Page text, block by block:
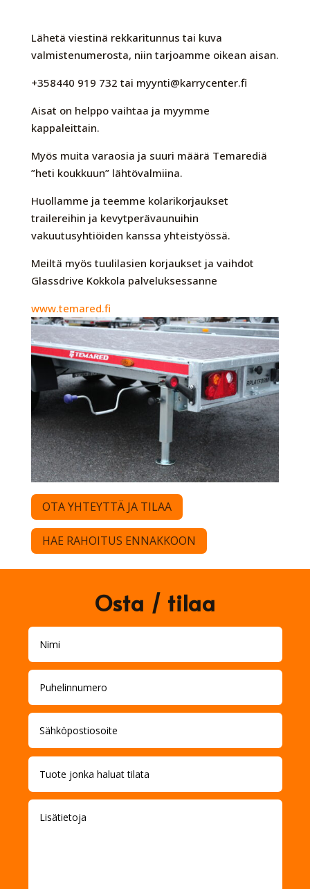
Lähetä viestinä rekkaritunnus tai kuva
valmistenumerosta, niin tarjoamme oikean aisan.
+358440 919 732 tai myynti@karrycenter.fi
Aisat on helppo vaihtaa ja myymme
kappaleittain.
Myös muita varaosia ja suuri määrä Temarediä
”heti koukkuun” lähtövalmiina.
Huollamme ja teemme kolarikorjaukset
trailereihin ja kevytperävaunuihin
vakuutusyhtiöiden kanssa yhteistyössä.
Meiltä myös tuulilasien korjaukset ja vaihdot
Glassdrive Kokkola palveluksessanne
www.temared.fi
OTA YHTEYTTÄ JA TILAA
HAE RAHOITUS ENNAKKOON
Osta / tilaa